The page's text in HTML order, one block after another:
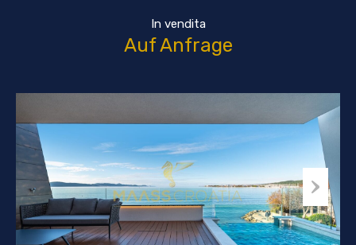
In vendita
Auf Anfrage